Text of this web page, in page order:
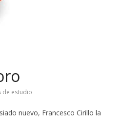
de estudio
nuevo, Francesco Cirillo la